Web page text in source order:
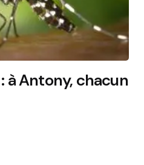
à Antony, chacun